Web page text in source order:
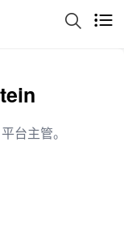
台主管。